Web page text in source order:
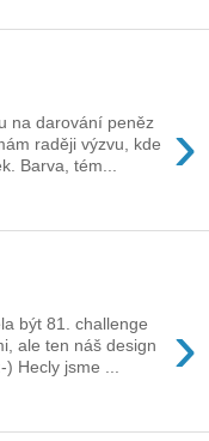
›
na darování peněz
raději výzvu, kde
Barva, tém...
›
být 81. challenge
ale ten náš design
Hecly jsme ...